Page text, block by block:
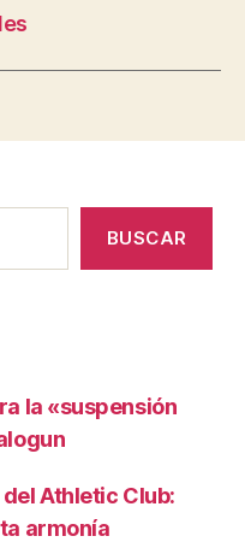
BUSCAR
la «suspensión
Athletic Club:
armonía